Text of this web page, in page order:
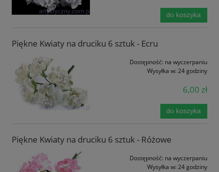
do koszyka
Piękne Kwiaty na druciku 6 sztuk - Ecru
Dostępność: na wyczerpaniu
Wysyłka w: 24 godziny
6,00 zł
do koszyka
Piękne Kwiaty na druciku 6 sztuk - Różowe
Dostępność: na wyczerpaniu
Wysyłka w: 24 godziny